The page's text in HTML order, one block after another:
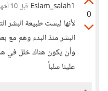
0
Eslam_salah1 قبل 10 أشهر
لأنها ليست طبيعة البشر
البشر منذ البدء وهم مع
وأن يكون هناك خلل في
علينا سلباً